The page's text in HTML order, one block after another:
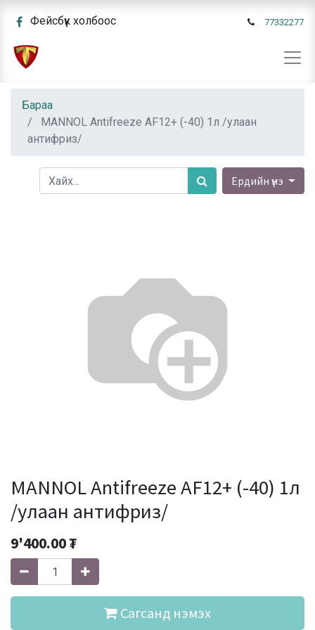
Фейсбүүк холбоос 77332277
Бараа
MANNOL Antifreeze AF12+ (-40) 1л /улаан
антифриз/
Ердийн үнэ
MANNOL Antifreeze AF12+ (-40) 1л
/улаан антифриз/
9'400.00₮
Сагсанд нэмэх